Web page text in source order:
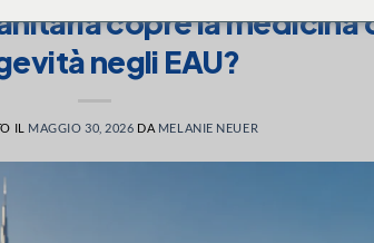
copre la medicina
negli EAU?
IL MAGGIO 30, 2026 DA MELANIE NEUER